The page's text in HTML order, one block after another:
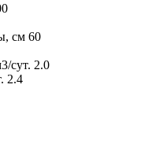
см 60
сут. 2.0
2.4